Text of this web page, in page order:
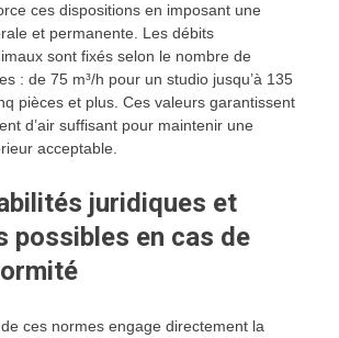
ces dispositions en imposant une
et permanente. Les débits
sont fixés selon le nombre de
: de 75 m³/h pour un studio jusqu’à 135
pièces et plus. Ces valeurs garantissent
d’air suffisant pour maintenir une
acceptable.
juridiques et
possibles en cas de
ces normes engage directement la